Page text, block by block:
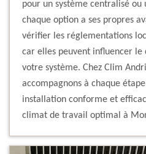
pour un système centralisé
chaque option a ses propres
vérifier les réglementations
car elles peuvent influencer
votre système. Chez Clim
accompagnons à chaque
installation conforme et
climat de travail optimal à